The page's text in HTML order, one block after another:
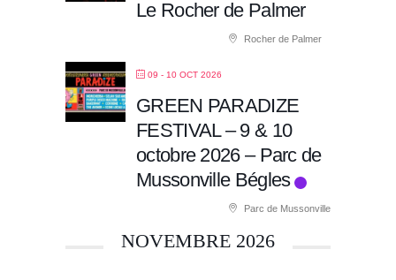
Le Rocher de Palmer
Rocher de Palmer
09 - 10 OCT 2026
GREEN PARADIZE
FESTIVAL – 9 & 10
octobre 2026 – Parc de
Mussonville Bégles
Parc de Mussonville
NOVEMBRE 2026